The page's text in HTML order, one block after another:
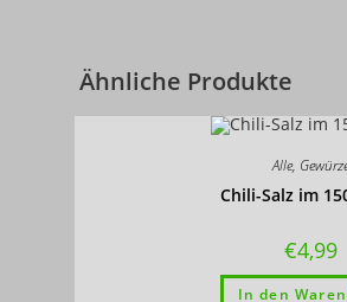
Ähnliche Produkte
Alle,
Chili-Salz im
€4,99
In den